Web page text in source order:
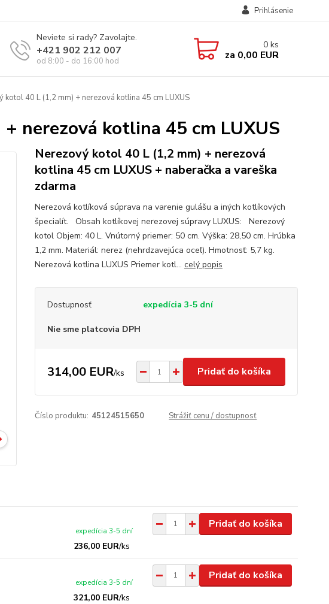
Prihlásenie
Neviete si rady? Zavolajte.
+421 902 212 007
od 8:00 - do 16:00 hod
0 ks
za 0,00 EUR
kotol 40 L (1,2 mm) + nerezová kotlina 45 cm LUXUS
nerezová kotlina 45 cm LUXUS
Nerezový kotol 40 L (1,2 mm) + nerezová
kotlina 45 cm LUXUS + naberačka a vareška
zdarma
Nerezová kotlíková súprava na varenie gulášu a iných kotlíkových
špecialít. Obsah kotlíkovej nerezovej súpravy LUXUS: Nerezový
kotol Objem: 40 L. Vnútorný priemer: 50 cm. Výška: 28,50 cm. Hrúbka
1,2 mm. Materiál: nerez (nehrdzavejúca oceľ). Hmotnosť: 5,7 kg.
Nerezová kotlina LUXUS Priemer kotl... celý popis
Dostupnosť expedícia 3-5 dní
Nie sme platcovia DPH
314,00 EUR/ks Pridať do košíka
Číslo produktu: 45124515650 Strážiť cenu / dostupnosť
236,00 EUR/ks
expedícia 3-5 dní
Pridať do košíka
321,00 EUR/ks
expedícia 3-5 dní
Pridať do košíka